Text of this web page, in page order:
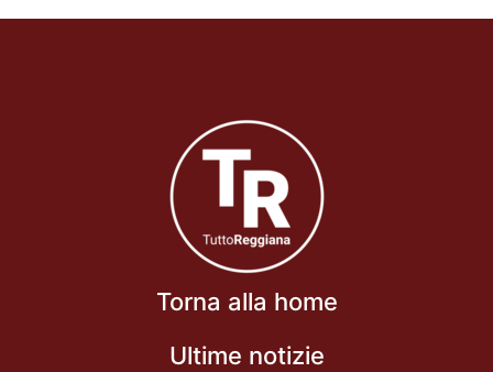
Torna alla home
Ultime notizie